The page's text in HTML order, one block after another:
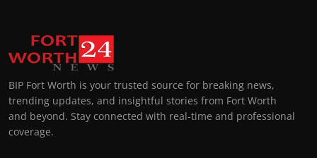
BIP Fort Worth is your trusted source for breaking news,
trending updates, and insightful stories from Fort Worth
and beyond. Stay connected with real-time and professional
coverage.